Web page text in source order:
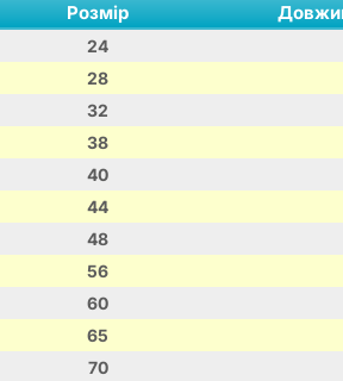
Розмір
24
28
32
38
40
44
48
56
60
65
70